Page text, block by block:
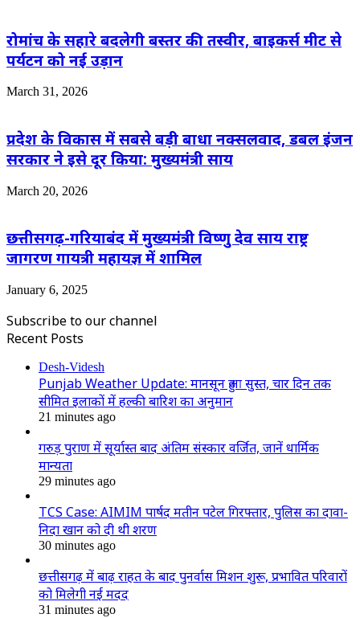
रोमांच के सहारे बदलेगी बस्तर की तस्वीर, बाइकर्स मीट से
पर्यटन को नई उड़ान
March 31, 2026
प्रदेश के विकास में सबसे बड़ी बाधा नक्सलवाद, डबल इंजन
सरकार ने इसे दूर किया: मुख्यमंत्री साय
March 20, 2026
छत्तीसगढ़-गरियाबंद में मुख्यमंत्री विष्णु देव साय राष्ट्र
जागरण गायत्री महायज्ञ में शामिल
January 6, 2025
Subscribe to our channel
Recent Posts
Desh-Videsh
Punjab Weather Update: मानसून हुआ सुस्त, चार दिन तक
सीमित इलाकों में हल्की बारिश का अनुमान
21 minutes ago
गरुड़ पुराण में सूर्यास्त बाद अंतिम संस्कार वर्जित, जानें धार्मिक
मान्यता
29 minutes ago
TCS Case: AIMIM पार्षद मतीन पटेल गिरफ्तार, पुलिस का दावा-
निदा खान को दी थी शरण
30 minutes ago
छत्तीसगढ़ में बाढ़ राहत के बाद पुनर्वास मिशन शुरू, प्रभावित परिवारों
को मिलेगी नई मदद
31 minutes ago